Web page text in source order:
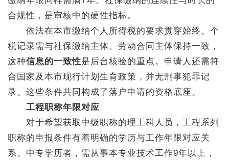
合规性，是审核中的硬性指标。
依法在本市缴纳个人所得税的要求贯穿始终。个
税记录需与社保缴纳主体、劳动合同主体保持一致，
这种信息的一致性是后台核验的重点。申请人还需符
合国家及本市现行计划生育政策，并无刑事犯罪记
录。这些条件共同构成了落户申请的资格底座。
工程职称年限对应
对于希望获取中级职称的理工科人员，工程系列
职称的申报条件有着明确的学历与工作年限对应关
系。中专学历者，需从事本专业技术工作9年以上，